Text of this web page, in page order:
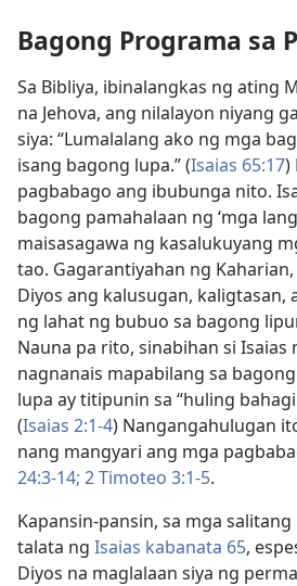
Bagong Programa sa
Sa Bibliya, ibinalangkas ng ating
na Jehova, ang nilalayon niyang
siya: “Lumalalang ako ng mga
isang bagong lupa.” (Isaias 65:17)
pagbabago ang ibubunga nito.
bagong pamahalaan ng ‘mga
maisasagawa ng kasalukuyang
tao. Gagarantiyahan ng
Diyos ang kalusugan, kaligtasan,
ng lahat ng bubuo sa bagong
Nauna pa rito, sinabihan si Isaias
nagnanais mapabilang sa
lupa ay titipunin sa “huling
(Isaias 2:1-4) Nangangahulugan
nang mangyari ang mga
24:3-​14; 2 Timoteo 3:1-5.
Kapansin-pansin, sa mga
talata ng Isaias kabanata 65,
Diyos na maglalaan siya ng